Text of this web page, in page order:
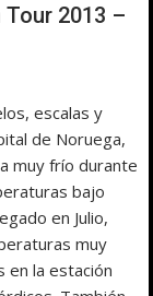
Tour 2013 –
escalas y
de Noruega,
muy frío durante
bajo
en Julio,
muy
en la estación